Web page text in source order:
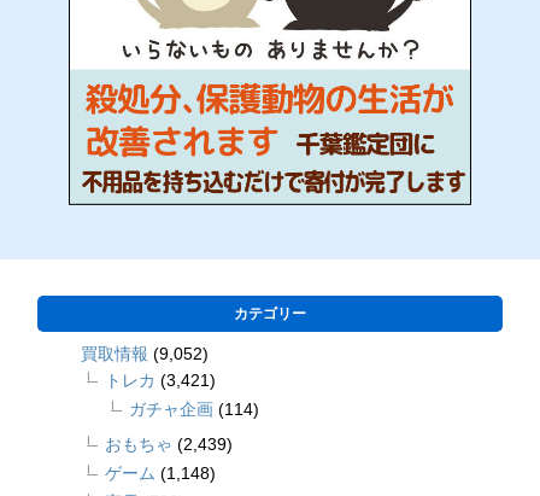
カテゴリー
買取情報 (9,052)
トレカ (3,421)
ガチャ企画 (114)
おもちゃ (2,439)
ゲーム (1,148)